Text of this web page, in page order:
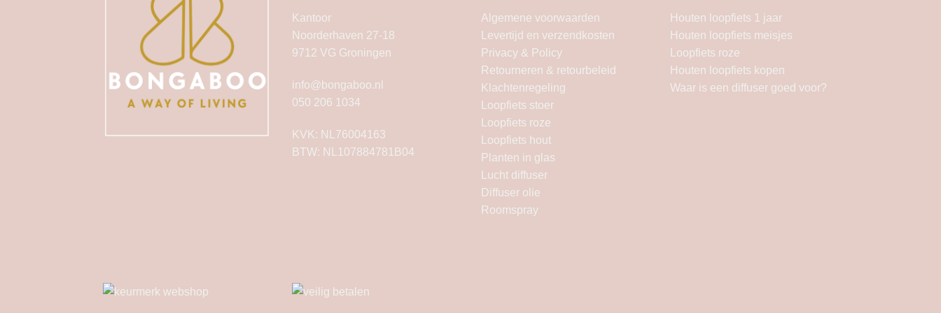
Kantoor
Noorderhaven 27-18
9712 VG Groningen
info@bongaboo.nl
050 206 1034
KVK: NL76004163
BTW: NL107884781B04
Algemene voorwaarden
Levertijd en verzendkosten
Privacy & Policy
Retourneren & retourbeleid
Klachtenregeling
Loopfiets stoer
Loopfiets roze
Loopfiets hout
Planten in glas
Lucht diffuser
Diffuser olie
Roomspray
Houten loopfiets 1 jaar
Houten loopfiets meisjes
Loopfiets roze
Houten loopfiets kopen
Waar is een diffuser goed voor?